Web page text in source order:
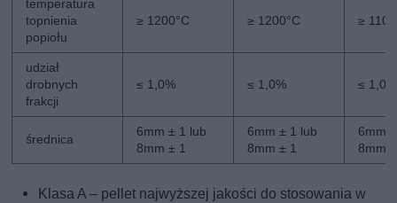
temperatura
topnienia
popiołu
≥ 1200°C ≥ 1200°C ≥
udział
drobnych
frakcji
≤ 1,0% ≤ 1,0% ≤ 1,0%
średnica
6mm ± 1 lub
8mm ± 1
6mm ± 1 lub
8mm ± 1
6mm
8mm
Klasa A – pellet najwyższej jakości do stosowania w